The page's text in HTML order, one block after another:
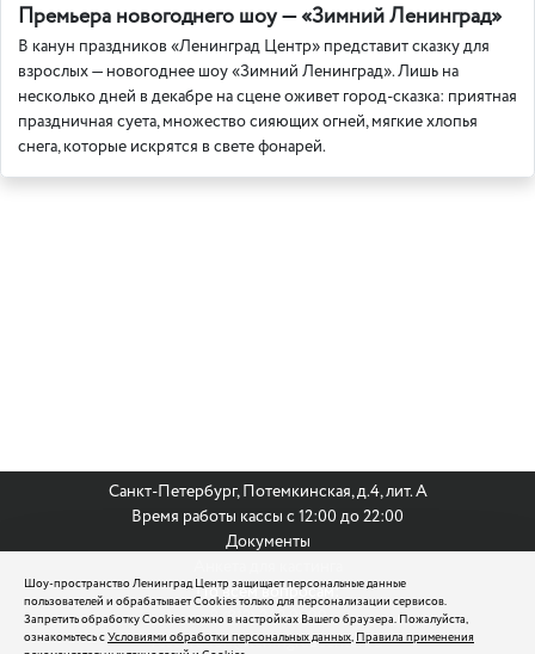
Шоу-пространство Ленинград Центр защищает персональные данные
пользователей и обрабатывает Cookies только для персонализации сервисов.
Запретить обработку Cookies можно в настройках Вашего браузера. Пожалуйста,
ознакомьтесь сУсловиями обработки персональных данных,Правила применения
Премьера новогоднего шоу — «Зимний Ленинград»
В канун праздников «Ленинград Центр» представит сказку для
взрослых — новогоднее шоу «Зимний Ленинград». Лишь на
несколько дней в декабре на сцене оживет город-сказка: приятная
праздничная суета, множество сияющих огней, мягкие хлопья
снега, которые искрятся в свете фонарей.
Санкт-Петербург, Потемкинская, д.4, лит. А
Время работы кассы с 12:00 до 22:00
Документы
По всем вопросам:
8 (812) 242 9999
reservation@leningradcenter.ru